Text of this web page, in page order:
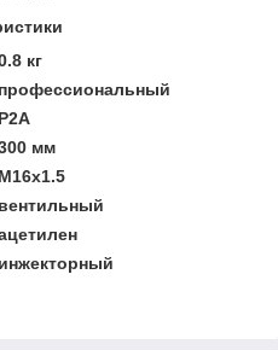
кг
профессиональный
P2A
мм
M16x1.5
вентильный
инжекторный